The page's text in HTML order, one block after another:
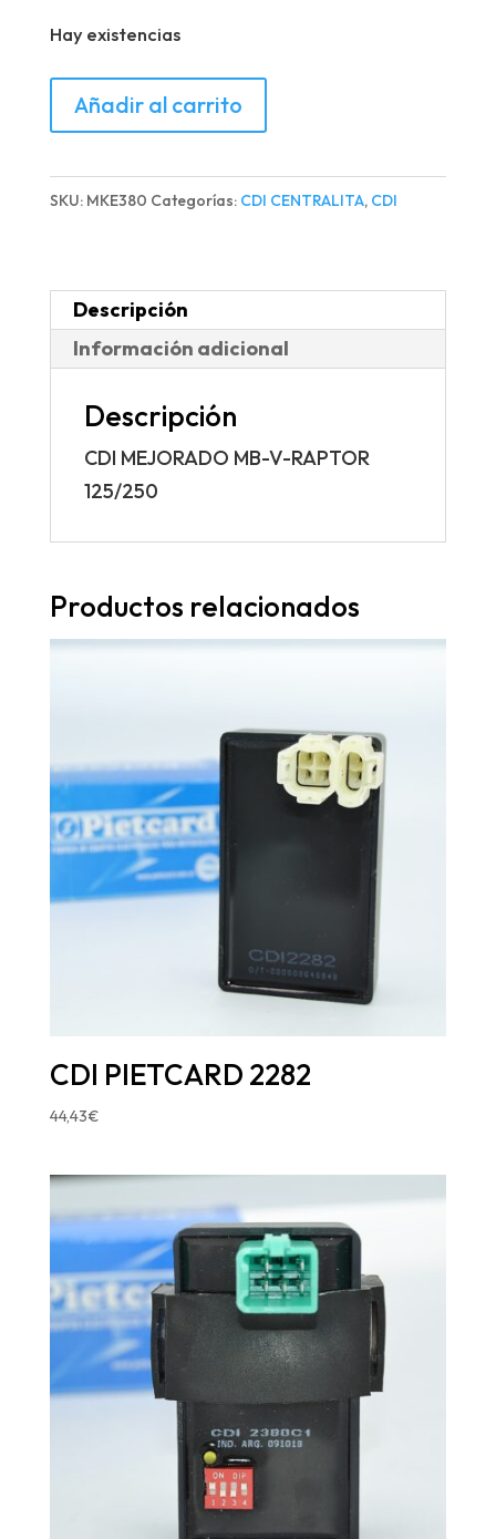
Hay existencias
CDI
MEJORADO
V-
cantidad
Añadir al carrito
SKU: MKE380 Categorías: CDI CENTRALITA, CDI
Descripción
Información adicional
Descripción
CDI MEJORADO MB-V-RAPTOR
125/250
Productos relacionados
CDI PIETCARD 2282
44,43€